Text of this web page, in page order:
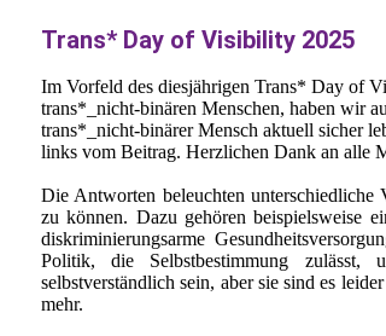
Trans* Day of Visibility 2025
Im Vorfeld des diesjährigen Trans* Day of
trans*_nicht-binären Menschen, haben wir
trans*_nicht-binärer Mensch aktuell sicher
links vom Beitrag. Herzlichen Dank an alle
Die Antworten beleuchten unterschiedliche
zu können. Dazu gehören beispielsweise
diskriminierungsarme
Politik, die Selbstbestimmung
selbstverständlich sein, aber sie sind es
mehr.